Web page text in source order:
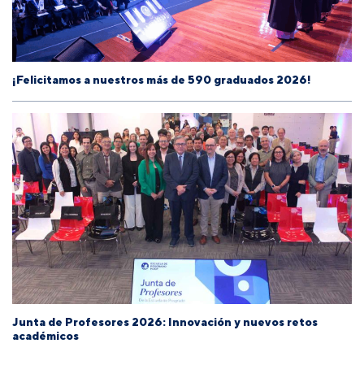
¡Felicitamos a nuestros más de 590 graduados 2026!
Junta de Profesores 2026: Innovación y nuevos retos
académicos